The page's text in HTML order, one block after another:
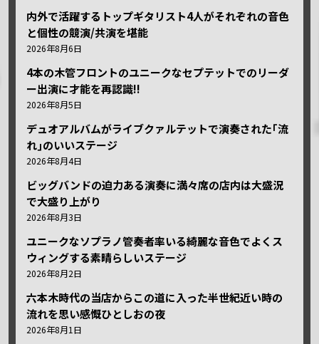
内外で活躍するトップギタリスト4人がそれぞれの音色
と個性の競演/共演を堪能
2026年8月6日
4本の木管フロントのユニークなセプテットでのリーダ
ー出演に才能を再認識!!
2026年8月5日
デュオアルバムがライブクァルテットで演奏された｢流
れ｣のいいステージ
2026年8月4日
ビッグバンドの迫力ある演奏に満々席の店内は大盛況
で大盛り上がり
2026年8月3日
ユニークなソプラノ管奏者率いる綺麗な音色でよくス
ウィングする素晴らしいステージ
2026年8月2日
六本木時代の当店からこの道に入った半世紀近い時の
流れを思い感慨ひとしおの夜
2026年8月1日